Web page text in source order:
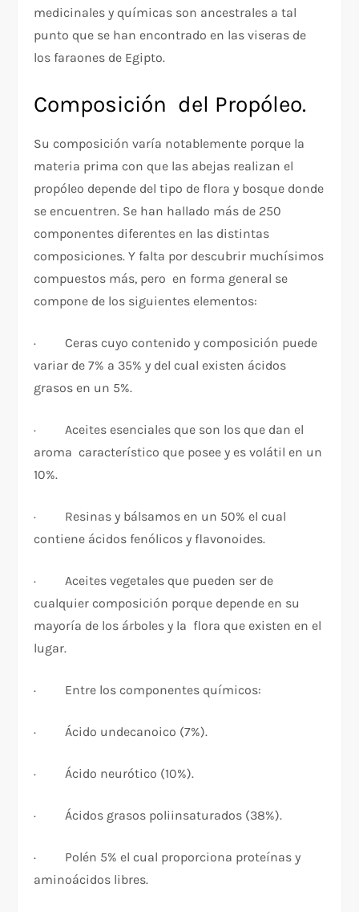
medicinales y químicas son ancestrales a tal
punto que se han encontrado en las viseras de
los faraones de Egipto.
Composición del Propóleo.
Su composición varía notablemente porque la
materia prima con que las abejas realizan el
propóleo depende del tipo de flora y bosque donde
se encuentren. Se han hallado más de 250
componentes diferentes en las distintas
composiciones. Y falta por descubrir muchísimos
compuestos más, pero en forma general se
compone de los siguientes elementos:
· Ceras cuyo contenido y composición puede
variar de 7% a 35% y del cual existen ácidos
grasos en un 5%.
· Aceites esenciales que son los que dan el
aroma característico que posee y es volátil en un
10%.
· Resinas y bálsamos en un 50% el cual
contiene ácidos fenólicos y flavonoides.
· Aceites vegetales que pueden ser de
cualquier composición porque depende en su
mayoría de los árboles y la flora que existen en el
lugar.
· Entre los componentes químicos:
· Ácido undecanoico (7%).
· Ácido neurótico (10%).
· Ácidos grasos poliinsaturados (38%).
· Polén 5% el cual proporciona proteínas y
aminoácidos libres.